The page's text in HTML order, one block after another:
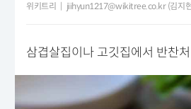
위키트리 jiihyun1217@wikitree.co.kr (김지
삼겹살집이나 고깃집에서 반찬